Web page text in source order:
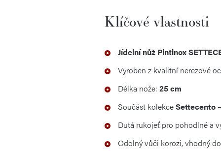
Klíčové vlastnosti
Jídelní nůž Pintinox
Vyroben z kvalitní nerezové
Délka nože: 25 cm
Součást kolekceSettecento
Dutá rukojeť pro pohodlné a
Odolný vůči korozi, vhodný